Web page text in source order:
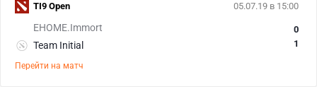
05.07.19 в 15:00
EHOME.Immort
Team Initial
0
1
Перейти на матч
TI9 Open